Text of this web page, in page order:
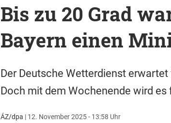
Bis zu 20 Grad
Bayern einen
Der Deutsche Wetterdienst
Doch mit dem Wochenende wird
ÁZ/dpa | 12. November 2025 - 13:58 Uhr